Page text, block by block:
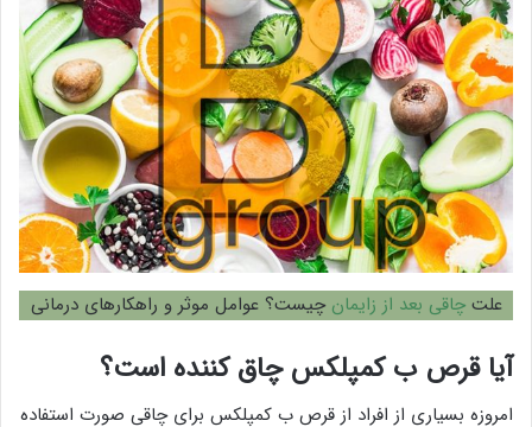
علتچاقی بعد از زایمان چیست؟ عوامل موثر و راهکارهای درمانی
آیا قرص ب کمپلکس چاق کننده است؟
امروزه بسیاری از افراد از قرص ب کمپلکس برای چاقی صورت استفاده